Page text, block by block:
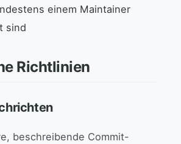
einem Maintainer
sind
Richtlinien
beschreibende Commit-